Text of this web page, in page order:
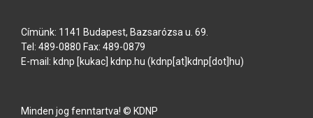
Címünk: 1141 Budapest, Bazsarózsa u. 69.
Tel: 489-0880 Fax: 489-0879
E-mail: kdnp [kukac] kdnp.hu (kdnp[at]kdnp[dot]hu)
Minden jog fenntartva! © KDNP